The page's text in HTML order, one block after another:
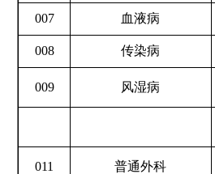
007 血液病
008 传染病
009 风湿病
011 普通外科